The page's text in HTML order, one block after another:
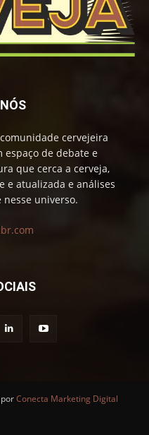
cervejeira
espaço de debate e
que cerca a cerveja,
e atualizada e análises
universo.
Conecta Marketing Digital